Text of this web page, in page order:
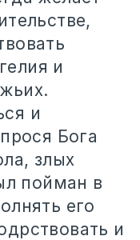
и
и
Бога
злых
пойман в
его
и